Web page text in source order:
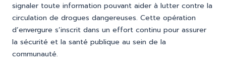
signaler toute information pouvant aider à lutter contre la
circulation de drogues dangereuses. Cette opération
d’envergure s’inscrit dans un effort continu pour assurer
la sécurité et la santé publique au sein de la
communauté.